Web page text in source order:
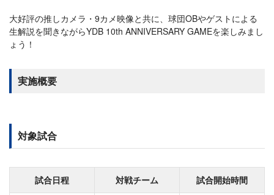
大好評の推しカメラ・9カメ映像と共に、球団OBやゲストによる
生解説を聞きながらYDB 10th ANNIVERSARY GAMEを楽しみまし
ょう！
実施概要
対象試合
試合日程 対戦チーム 試合開始時間